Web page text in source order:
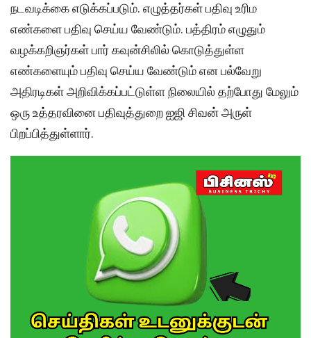
நடவடிக்கை எடுக்கப்படும். எழுத்தர்கள் பதிவு உரிம
எண்களை பதிவு செய்ய வேண்டும். பத்திரம் எழுதும்
வழக்கறிஞர்கள் பார் கவுன்சிலில் கொடுத்துள்ள
எண்களையும் பதிவு செய்ய வேண்டும் என பல்வேறு
அதிரடிகள் அறிவிக்கப்பட்டுள்ள நிலையில் தற்போது மேலும்
ஒரு உத்தரவினை பதிவுத்துறை ஐஜி சிவன் அருள்
பிறப்பித்துள்ளார்.